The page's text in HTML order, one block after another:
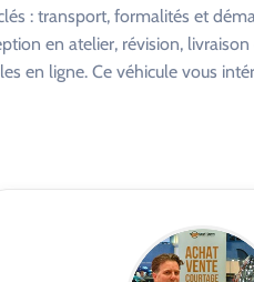
: transport, formalités et
en atelier, révision, livraison
en ligne. Ce véhicule vous